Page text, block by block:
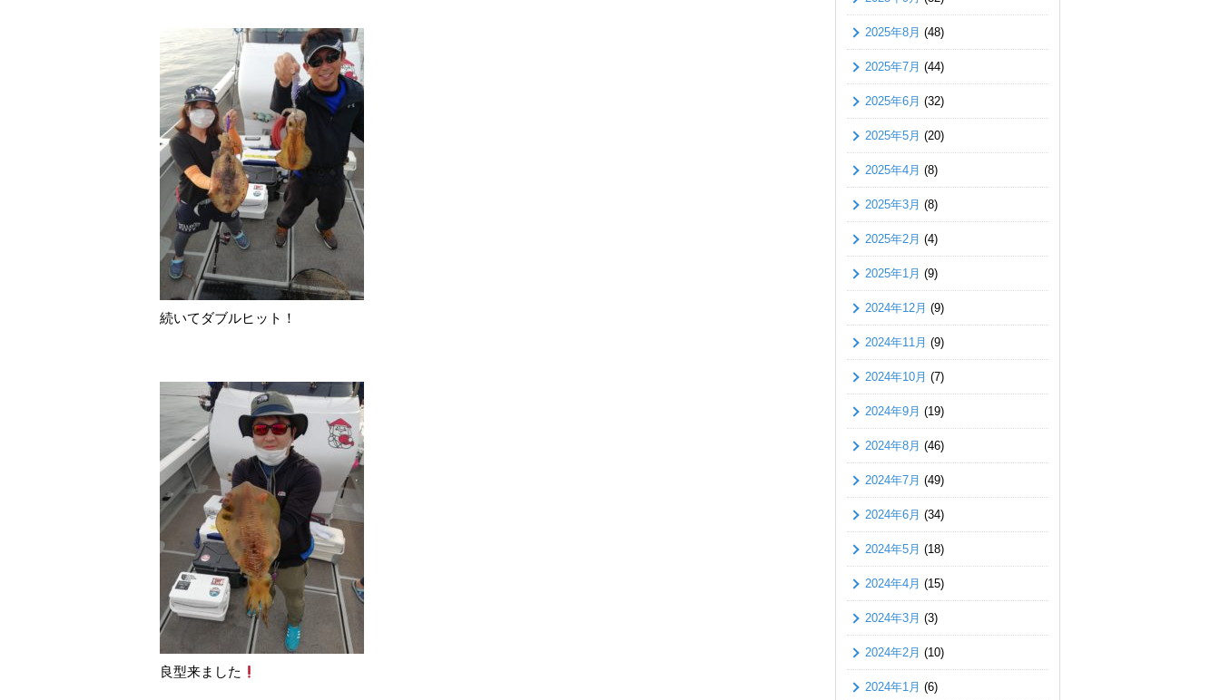
続いてダブルヒット！
良型来ました
2025年8月 (48)
2025年7月 (44)
2025年6月 (32)
2025年5月 (20)
2025年4月 (8)
2025年3月 (8)
2025年2月 (4)
2025年1月 (9)
2024年12月 (9)
2024年11月 (9)
2024年10月 (7)
2024年9月 (19)
2024年8月 (46)
2024年7月 (49)
2024年6月 (34)
2024年5月 (18)
2024年4月 (15)
2024年3月 (3)
2024年2月 (10)
2024年1月 (6)